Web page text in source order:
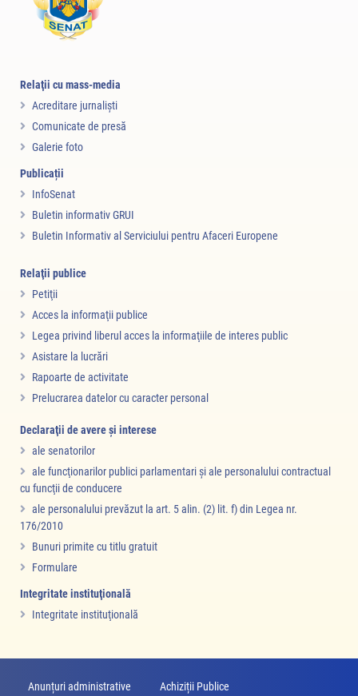
Relaţii cu mass-media
Acreditare jurnalişti
Comunicate de presă
Galerie foto
Publicații
InfoSenat
Buletin informativ GRUI
Buletin Informativ al Serviciului pentru Afaceri Europene
Relaţii publice
Petiţii
Acces la informaţii publice
Legea privind liberul acces la informaţiile de interes public
Asistare la lucrări
Rapoarte de activitate
Prelucrarea datelor cu caracter personal
Declaraţii de avere şi interese
ale senatorilor
ale funcţionarilor publici parlamentari şi ale personalului contractual
cu funcţii de conducere
ale personalului prevăzut la art. 5 alin. (2) lit. f) din Legea nr.
176/2010
Bunuri primite cu titlu gratuit
Formulare
Integritate instituţională
Integritate instituţională
Anunțuri administrative Achiziții Publice